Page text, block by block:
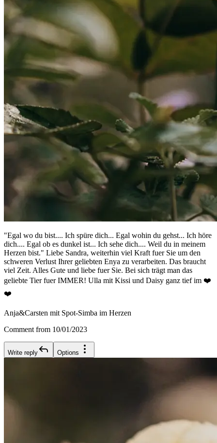
"Egal wo du bist.... Ich spüre dich... Egal wohin du gehst... Ich höre
dich.... Egal ob es dunkel ist... Ich sehe dich.... Weil du in meinem
Herzen bist." Liebe Sandra, weiterhin viel Kraft fuer Sie um den
schweren Verlust Ihrer geliebten Enya zu verarbeiten. Das braucht
viel Zeit. Alles Gute und liebe fuer Sie. Bei sich trägt man das
geliebte Tier fuer IMMER! Ulla mit Kissi und Daisy ganz tief im ❤️
❤️
Anja&Carsten mit Spot-Simba im Herzen
Comment from 10/01/2023
Write reply Options